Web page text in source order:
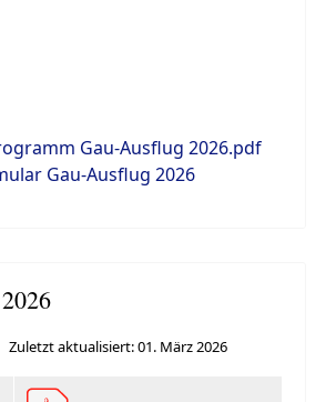
Gau-Ausflug 2026.pdf
Gau-Ausflug 2026
Zuletzt aktualisiert: 01. März 2026